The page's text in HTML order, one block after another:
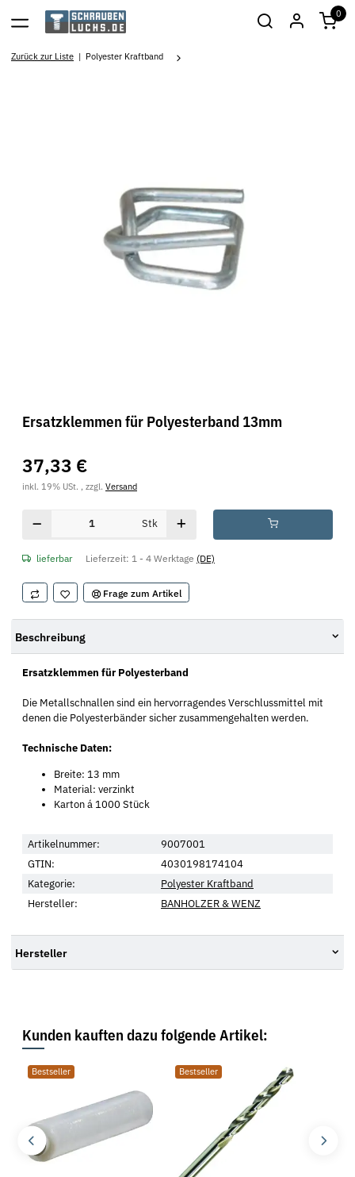
0
Zurück zur Liste Polyester Kraftband
Ersatzklemmen für Polyesterband 13mm
37,33 €
inkl. 19% USt. , zzgl. Versand
Stk
lieferbar Lieferzeit: 1 - 4 Werktage (DE)
Frage zum Artikel
Beschreibung
Ersatzklemmen für Polyesterband
Die Metallschnallen sind ein hervorragendes Verschlussmittel mit
denen die Polyesterbänder sicher zusammengehalten werden.
Technische Daten:
Breite: 13 mm
Material: verzinkt
Karton á 1000 Stück
Artikelnummer:
9007001
GTIN:
4030198174104
Kategorie:
Polyester Kraftband
Hersteller:
BANHOLZER & WENZ
Hersteller
Kunden kauften dazu folgende Artikel:
Bestseller Bestseller